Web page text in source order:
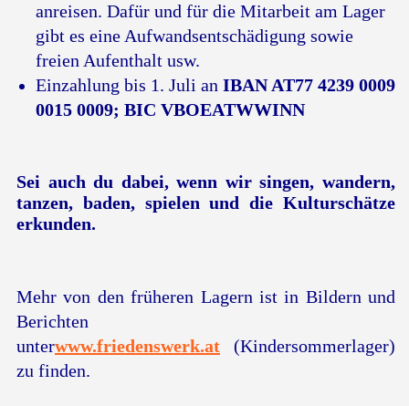
anreisen. Dafür und für die Mitarbeit am Lager
gibt es eine Aufwandsentschädigung sowie
freien Aufenthalt usw.
Einzahlung bis 1. Juli an IBAN AT77 4239 0009
0015 0009; BIC VBOEATWWINN
Sei auch du dabei, wenn wir singen, wandern,
tanzen, baden, spielen und die Kulturschätze
erkunden.
Mehr von den früheren Lagern ist in Bildern und
Berichten
unterwww.friedenswerk.at(Kindersommerlager)
zu finden.